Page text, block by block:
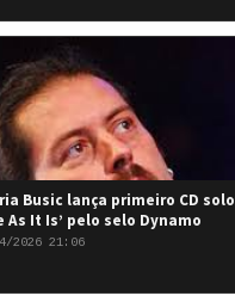
Busic lança primeiro CD solo
As It Is’ pelo selo Dynamo
2026 21:06